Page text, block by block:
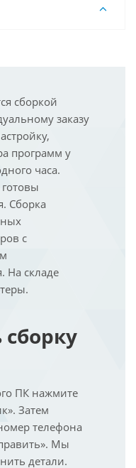
сборкой
заказу
программ у
часа.
Сборка
с
На складе
сборку
ПК нажмите
Затем
телефона
Мы
детали.